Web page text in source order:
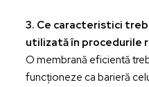
3. Ce caracteristici
utilizată în procedurile
O membrană eficientă
funcționeze ca barieră